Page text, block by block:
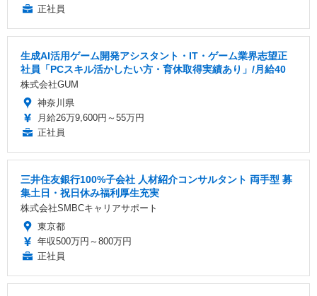
正社員
生成AI活用ゲーム開発アシスタント・IT・ゲーム業界志望正
社員「PCスキル活かしたい方・育休取得実績あり」/月給40
株式会社GUM
神奈川県
月給26万9,600円～55万円
正社員
三井住友銀行100%子会社 人材紹介コンサルタント 両手型 募
集土日・祝日休み福利厚生充実
株式会社SMBCキャリアサポート
東京都
年収500万円～800万円
正社員